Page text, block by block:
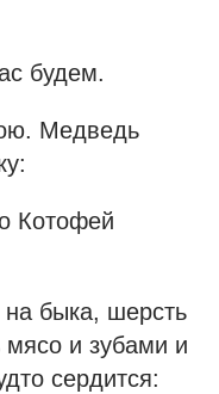
будем.
Медведь
Котофей
на быка, шерсть
и зубами и
сердится: